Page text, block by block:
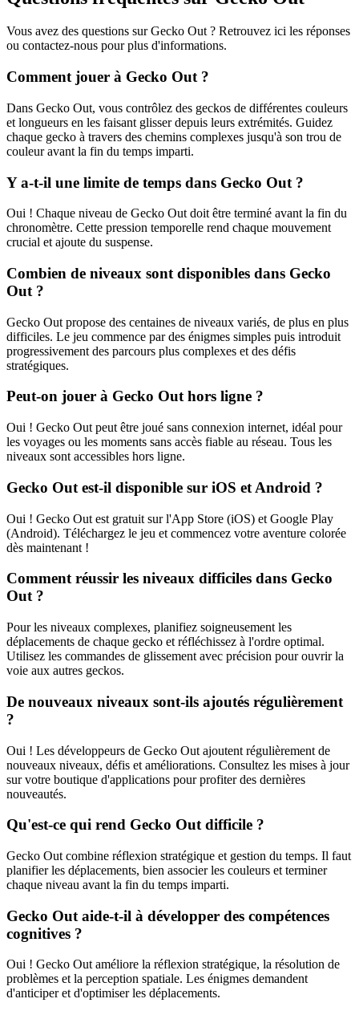
Vous avez des questions sur Gecko Out ? Retrouvez ici les réponses
ou contactez-nous pour plus d'informations.
Comment jouer à Gecko Out ?
Dans Gecko Out, vous contrôlez des geckos de différentes couleurs
et longueurs en les faisant glisser depuis leurs extrémités. Guidez
chaque gecko à travers des chemins complexes jusqu'à son trou de
couleur avant la fin du temps imparti.
Y a-t-il une limite de temps dans Gecko Out ?
Oui ! Chaque niveau de Gecko Out doit être terminé avant la fin du
chronomètre. Cette pression temporelle rend chaque mouvement
crucial et ajoute du suspense.
Combien de niveaux sont disponibles dans Gecko
Out ?
Gecko Out propose des centaines de niveaux variés, de plus en plus
difficiles. Le jeu commence par des énigmes simples puis introduit
progressivement des parcours plus complexes et des défis
stratégiques.
Peut-on jouer à Gecko Out hors ligne ?
Oui ! Gecko Out peut être joué sans connexion internet, idéal pour
les voyages ou les moments sans accès fiable au réseau. Tous les
niveaux sont accessibles hors ligne.
Gecko Out est-il disponible sur iOS et Android ?
Oui ! Gecko Out est gratuit sur l'App Store (iOS) et Google Play
(Android). Téléchargez le jeu et commencez votre aventure colorée
dès maintenant !
Comment réussir les niveaux difficiles dans Gecko
Out ?
Pour les niveaux complexes, planifiez soigneusement les
déplacements de chaque gecko et réfléchissez à l'ordre optimal.
Utilisez les commandes de glissement avec précision pour ouvrir la
voie aux autres geckos.
De nouveaux niveaux sont-ils ajoutés régulièrement
?
Oui ! Les développeurs de Gecko Out ajoutent régulièrement de
nouveaux niveaux, défis et améliorations. Consultez les mises à jour
sur votre boutique d'applications pour profiter des dernières
nouveautés.
Qu'est-ce qui rend Gecko Out difficile ?
Gecko Out combine réflexion stratégique et gestion du temps. Il faut
planifier les déplacements, bien associer les couleurs et terminer
chaque niveau avant la fin du temps imparti.
Gecko Out aide-t-il à développer des compétences
cognitives ?
Oui ! Gecko Out améliore la réflexion stratégique, la résolution de
problèmes et la perception spatiale. Les énigmes demandent
d'anticiper et d'optimiser les déplacements.